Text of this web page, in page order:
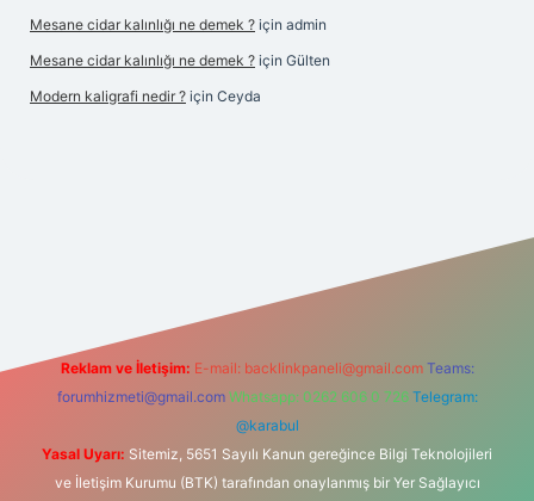
Mesane cidar kalınlığı ne demek ? için admin
Mesane cidar kalınlığı ne demek ? için Gülten
Modern kaligrafi nedir ? için Ceyda
Reklam ve İletişim: E-mail: backlinkpaneli@gmail.com Teams:
forumhizmeti@gmail.com Whatsapp: 0262 606 0 726 Telegram:
@karabul
Yasal Uyarı: Sitemiz, 5651 Sayılı Kanun gereğince Bilgi Teknolojileri
ve İletişim Kurumu (BTK) tarafından onaylanmış bir Yer Sağlayıcı